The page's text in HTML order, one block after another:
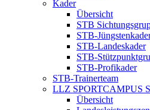
Kader
Übersicht
STB
STB-
STB-Landeskader
STB-
STB-Profikader
STB-Trainerteam
LLZ SPORTCAMPUS
Übersicht